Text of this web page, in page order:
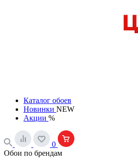
Каталог обоев
Новинки NEW
Акции %
0
Обои по брендам